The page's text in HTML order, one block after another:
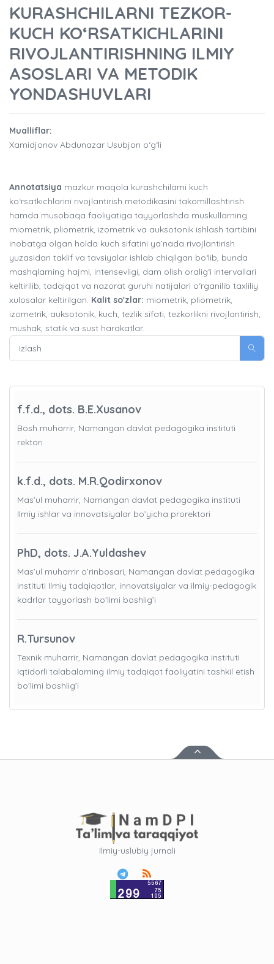
KURASHCHILARNI TEZKOR-
KUCH KO‘RSATKICHLARINI
RIVOJLANTIRISHNING ILMIY
ASOSLARI VA METODIK
YONDASHUVLARI
Mualliflar:
Xamidjonov Abdunazar Usubjon o‘g‘li
Annotatsiya mazkur maqola kurashchilarni kuch
ko‘rsatkichlarini rivojlantirish metodikasini takomillashtirish
hamda musobaqa faoliyatiga tayyorlashda muskullarning
miometrik, pliometrik, izometrik va auksotonik ishlash tartibini
inobatga olgan holda kuch sifatini ya’nada rivojlantirish
yuzasidan taklif va tavsiyalar ishlab chiqilgan bo‘lib, bunda
mashqlarning hajmi, intensevligi, dam olish oralig‘i intervallari
keltirilib, tadqiqot va nazorat guruhi natijalari o‘rganilib taxliliy
xulosalar keltirilgan. Kalit so'zlar: miometrik, pliometrik,
izometrik, auksotonik, kuch, tezlik sifati, tezkorlikni rivojlantirish,
mushak, statik va sust harakatlar.
f.f.d., dots. B.E.Xusanov
Bosh muharrir, Namangan davlat pedagogika instituti
rektori
k.f.d., dots. M.R.Qodirxonov
Mas’ul muharrir, Namangan davlat pedagogika instituti
Ilmiy ishlar va innovatsiyalar bo’yicha prorektori
PhD, dots. J.A.Yuldashev
Mas’ul muharrir o’rinbosari, Namangan davlat pedagogika
instituti Ilmiy tadqiqotlar, innovatsiyalar va ilmiy-pedagogik
kadrlar tayyorlash bo'limi boshlig’i
R.Tursunov
Texnik muharrir, Namangan davlat pedagogika instituti
Iqtidorli talabalarning ilmiy tadqiqot faoliyatini tashkil etish
bo'limi boshlig’i
Ilmiy-uslubiy jurnali